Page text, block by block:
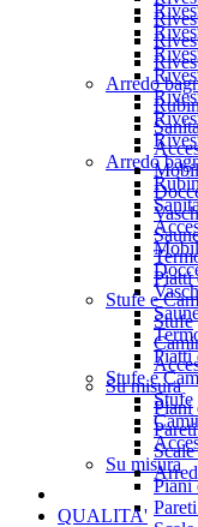
Arredo
Piatti
Stufe e
Stufe
Su misura
Piani
Arredo
Piatti
Stufe e
Stufe
Su misura
Piani
QUALITA'